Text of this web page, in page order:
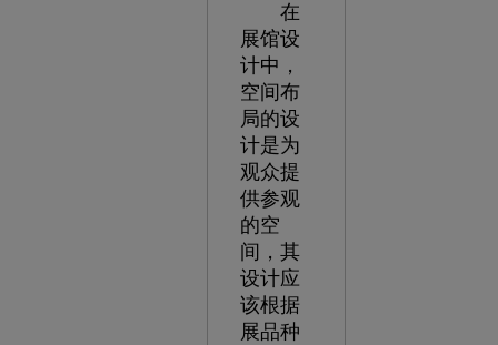
在
展馆设
计中，
空间布
局的设
计是为
观众提
供参观
的空
间，其
设计应
该根据
展品种